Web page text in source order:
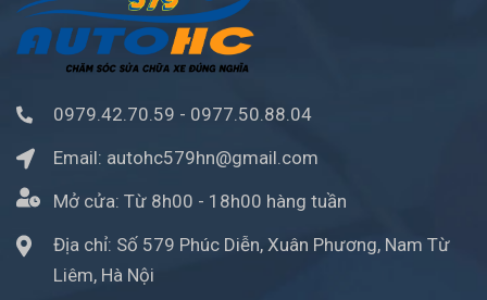
0979.42.70.59 - 0977.50.88.04
Email: autohc579hn@gmail.com
Mở cửa: Từ 8h00 - 18h00 hàng tuần
Địa chỉ: Số 579 Phúc Diễn, Xuân Phương, Nam Từ
Liêm, Hà Nội